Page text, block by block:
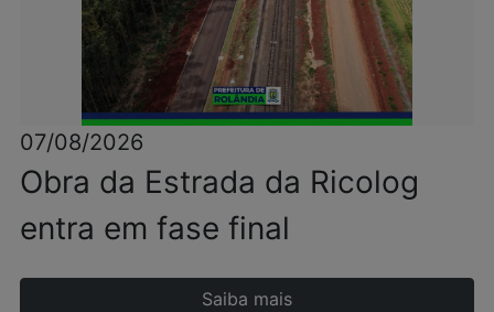
07/08/2026
Obra da Estrada da Ricolog
entra em fase final
Saiba mais